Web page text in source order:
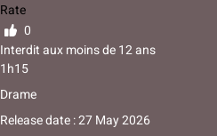
Rate
0
Interdit aux moins de 12 ans
1h15
Drame
Release date : 27 May 2026